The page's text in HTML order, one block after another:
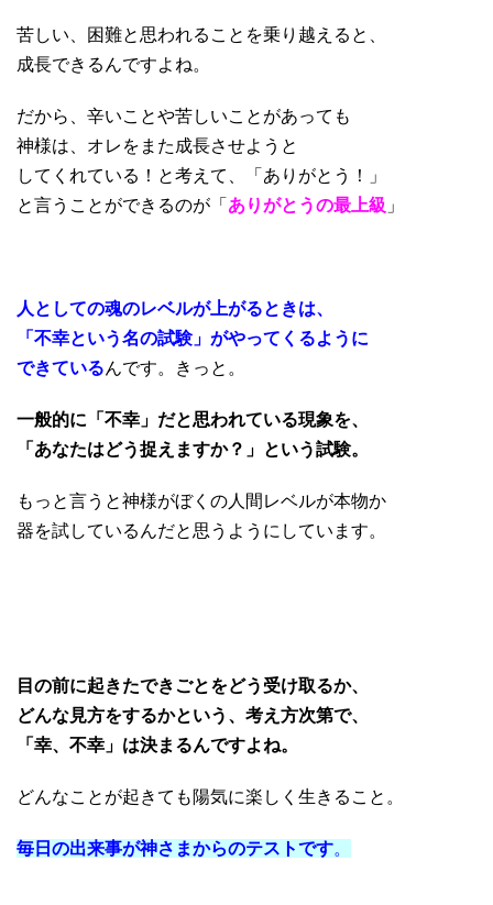
苦しい、困難と思われることを乗り越えると、
成長できるんですよね。
だから、辛いことや苦しいことがあっても
神様は、オレをまた成長させようと
してくれている！と考えて、「ありがとう！」
と言うことができるのが「 ありがとうの最上級 」
人としての魂のレベルが上がるときは、
「不幸という名の試験」がやってくるように
できているんです。きっと。
一般的に「不幸」だと思われている現象を、
「あなたはどう捉えますか？」という試験。
もっと言うと神様がぼくの人間レベルが本物か
器を試しているんだと思うようにしています。
目の前に起きたできごとをどう受け取るか、
どんな見方をするかという、考え方次第で、
「幸、不幸」は決まるんですよね。
どんなことが起きても陽気に楽しく生きること。
毎日の出来事が神さまからのテストです。